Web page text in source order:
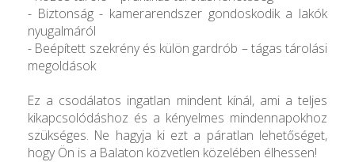
- Biztonság - kamerarendszer gondoskodik a lakók
nyugalmáról
- Beépített szekrény és külön gardrób – tágas tárolási
megoldások
Ez a csodálatos ingatlan mindent kínál, ami a teljes
kikapcsolódáshoz és a kényelmes mindennapokhoz
szükséges. Ne hagyja ki ezt a páratlan lehetőséget,
hogy Ön is a Balaton közvetlen közelében élhessen!